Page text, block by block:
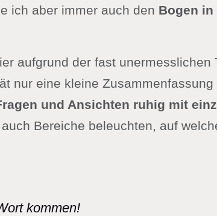
ich aber immer auch den Bogen
aufgrund der fast unermesslichen
nur eine kleine Zusammenfassung
und Ansichten ruhig mit
Bereiche beleuchten, auf
kommen!